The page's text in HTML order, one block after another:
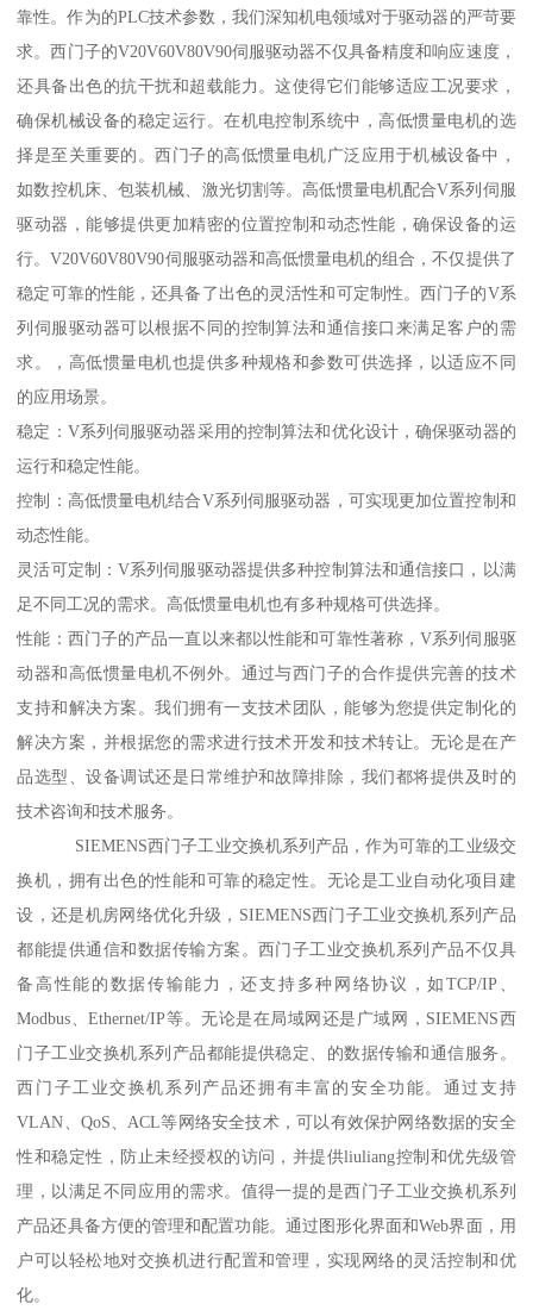
靠性。作为的PLC技术参数，我们深知机电领域对于驱动器的严苛要
求。西门子的V20V60V80V90伺服驱动器不仅具备精度和响应速度，
还具备出色的抗干扰和超载能力。这使得它们能够适应工况要求，
确保机械设备的稳定运行。在机电控制系统中，高低惯量电机的选
择是至关重要的。西门子的高低惯量电机广泛应用于机械设备中，
如数控机床、包装机械、激光切割等。高低惯量电机配合V系列伺服
驱动器，能够提供更加精密的位置控制和动态性能，确保设备的运
行。V20V60V80V90伺服驱动器和高低惯量电机的组合，不仅提供了
稳定可靠的性能，还具备了出色的灵活性和可定制性。西门子的V系
列伺服驱动器可以根据不同的控制算法和通信接口来满足客户的需
求。，高低惯量电机也提供多种规格和参数可供选择，以适应不同
的应用场景。
稳定：V系列伺服驱动器采用的控制算法和优化设计，确保驱动器的
运行和稳定性能。
控制：高低惯量电机结合V系列伺服驱动器，可实现更加位置控制和
动态性能。
灵活可定制：V系列伺服驱动器提供多种控制算法和通信接口，以满
足不同工况的需求。高低惯量电机也有多种规格可供选择。
性能：西门子的产品一直以来都以性能和可靠性著称，V系列伺服驱
动器和高低惯量电机不例外。通过与西门子的合作提供完善的技术
支持和解决方案。我们拥有一支技术团队，能够为您提供定制化的
解决方案，并根据您的需求进行技术开发和技术转让。无论是在产
品选型、设备调试还是日常维护和故障排除，我们都将提供及时的
技术咨询和技术服务。
SIEMENS西门子工业交换机系列产品，作为可靠的工业级交
换机，拥有出色的性能和可靠的稳定性。无论是工业自动化项目建
设，还是机房网络优化升级，SIEMENS西门子工业交换机系列产品
都能提供通信和数据传输方案。西门子工业交换机系列产品不仅具
备高性能的数据传输能力，还支持多种网络协议，如TCP/IP、
Modbus、Ethernet/IP等。无论是在局域网还是广域网，SIEMENS西
门子工业交换机系列产品都能提供稳定、的数据传输和通信服务。
西门子工业交换机系列产品还拥有丰富的安全功能。通过支持
VLAN、QoS、ACL等网络安全技术，可以有效保护网络数据的安全
性和稳定性，防止未经授权的访问，并提供liuliang控制和优先级管
理，以满足不同应用的需求。值得一提的是西门子工业交换机系列
产品还具备方便的管理和配置功能。通过图形化界面和Web界面，用
户可以轻松地对交换机进行配置和管理，实现网络的灵活控制和优
化。